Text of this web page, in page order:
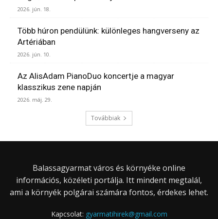
2026. jún. 18.
Több húron pendülünk: különleges hangverseny az
Artériában
2026. jún. 10.
Az AlisAdam PianoDuo koncertje a magyar
klasszikus zene napján
2026. máj. 29.
Továbbiak
Balassagyarmat város és környéke online
információs, közéleti portálja. Itt mindent megtalál,
ami a környék polgárai számára fontos, érdekes lehet.
Kapcsolat: gyarmatihirek@gmail.com